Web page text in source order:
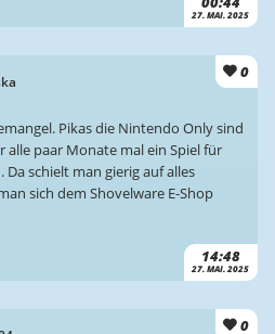
27. MAI. 2025
0
14:48
27. MAI. 2025
Pikas die Nintendo Only sind
alle paar Monate mal ein Spiel für
Da schielt man gierig auf alles
sich dem Shovelware E-Shop
0